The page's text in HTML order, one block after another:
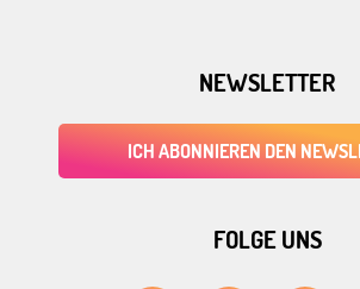
NEWSLETTER
ICH ABONNIEREN DEN
FOLGE UNS